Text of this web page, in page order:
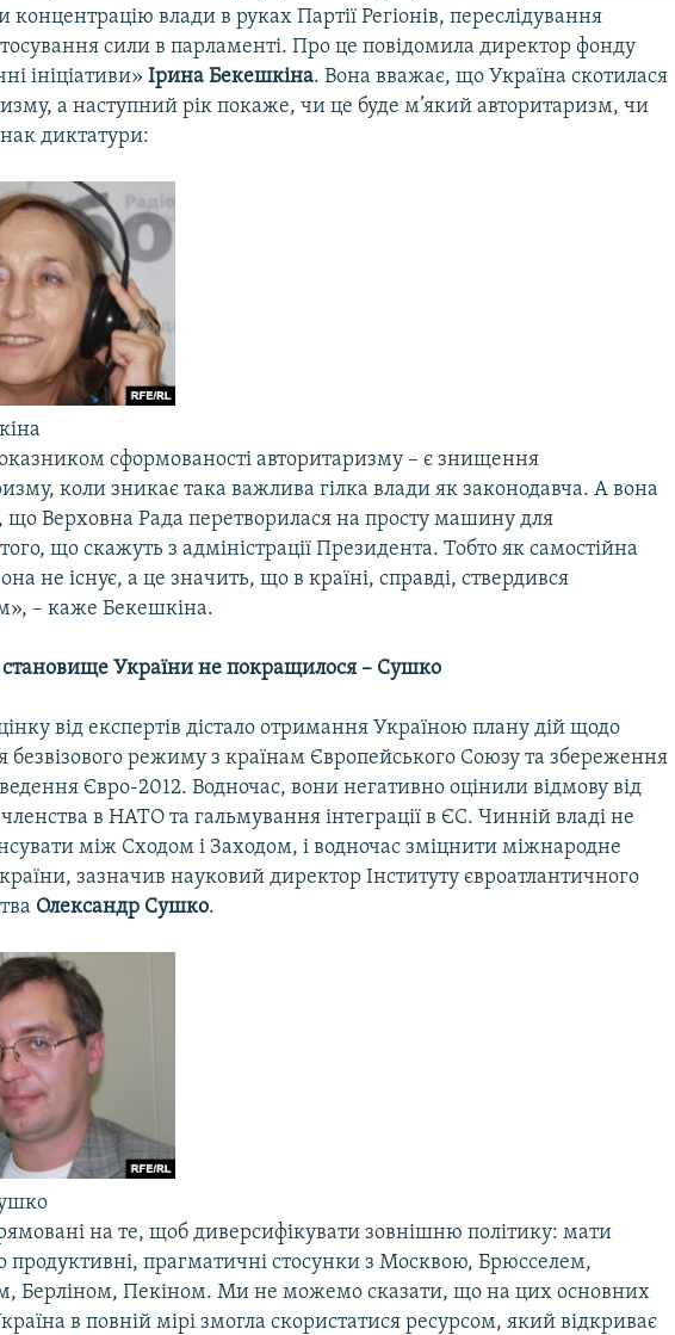
концентрацію влади в руках Партії Регіонів, переслідування
сили в парламенті. Про це повідомила директор фонду
ініціативи»Ірина Бекешкіна. Вона вважає, що Україна скотилася
а наступний рік покаже, чи це буде м’який авторитаризм, чи
диктатури:
сформованості авторитаризму – є знищення
коли зникає така важлива гілка влади як законодавча. А вона
що Верховна Рада перетворилася на просту машину для
що скажуть з адміністрації Президента. Тобто як самостійна
не існує, а це значить, що в країні, справді, ствердився
– каже Бекешкіна.
України не покращилося – Сушко
від експертів дістало отримання Україною плану дій щодо
безвізового режиму з країнам Європейського Союзу та збереження
Євро-2012. Водночас, вони негативно оцінили відмову від
в НАТО та гальмування інтеграції в ЄС. Чинній владі не
між Сходом і Заходом, і водночас зміцнити міжнародне
зазначив науковий директор Інституту євроатлантичного
Олександр Сушко.
на те, щоб диверсифікувати зовнішню політику: мати
прагматичні стосунки з Москвою, Брюсселем,
Берліном, Пекіном. Ми не можемо сказати, що на цих основних
в повній мірі змогла скористатися ресурсом, який відкриває